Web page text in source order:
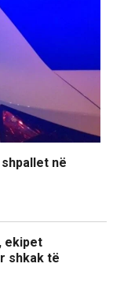
në
ekipet
shkak të